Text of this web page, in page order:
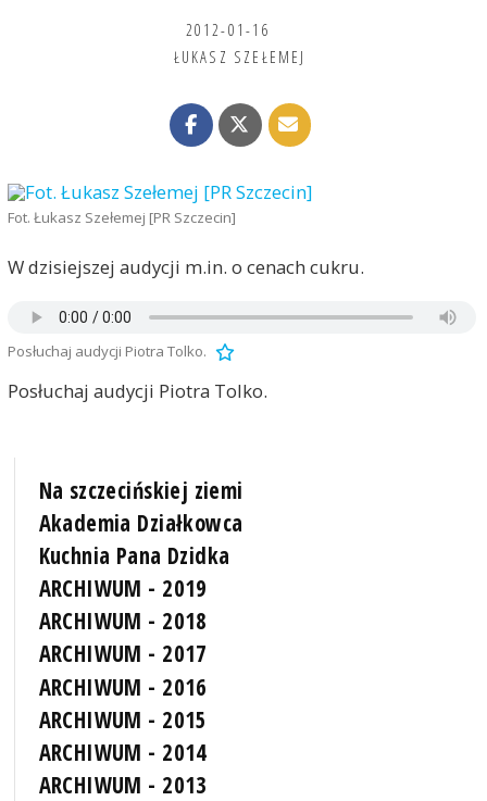
2012-01-16
ŁUKASZ SZEŁEMEJ
Fot. Łukasz Szełemej [PR Szczecin]
W dzisiejszej audycji m.in. o cenach cukru.
Posłuchaj audycji Piotra Tolko.
Posłuchaj audycji Piotra Tolko.
Na szczecińskiej ziemi
Akademia Działkowca
Kuchnia Pana Dzidka
ARCHIWUM - 2019
ARCHIWUM - 2018
ARCHIWUM - 2017
ARCHIWUM - 2016
ARCHIWUM - 2015
ARCHIWUM - 2014
ARCHIWUM - 2013